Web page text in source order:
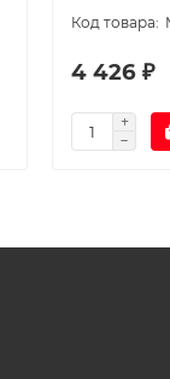
4 426 ₽